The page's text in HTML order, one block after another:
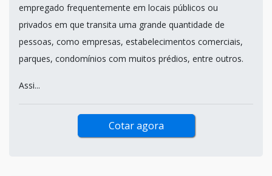
empregado frequentemente em locais públicos ou
privados em que transita uma grande quantidade de
pessoas, como empresas, estabelecimentos comerciais,
parques, condomínios com muitos prédios, entre outros.
Assi...
Cotar agora